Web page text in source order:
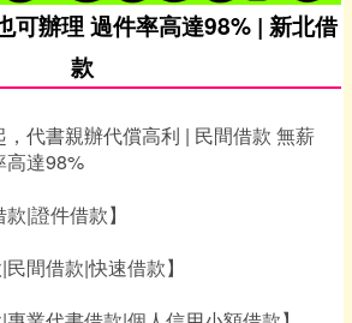
可辦理 過件率高達98% | 新北借
款
代書親辦代償高利 | 民間借款 無薪
高達98%
|證件借款】
間借款|快速借款】